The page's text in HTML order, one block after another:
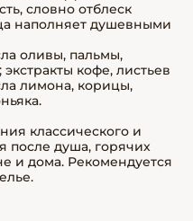
словно отблеск
наполняет душевными
оливы, пальмы,
кофе, листьев
лимона, корицы,
классического и
после душа, горячих
и дома. Рекомендуется